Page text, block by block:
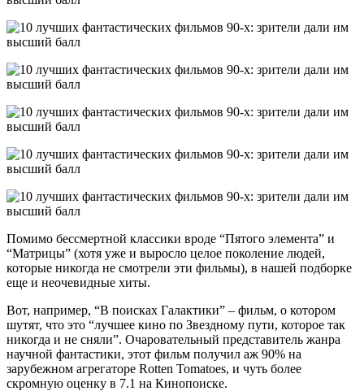
Помимо бессмертной классики вроде “Пятого элемента” и
“Матрицы” (хотя уже и выросло целое поколение людей,
которые никогда не смотрели эти фильмы), в нашей подборке
еще и неочевидные хиты.
Вот, например, “В поисках Галактики” – фильм, о котором
шутят, что это “лучшее кино по Звездному пути, которое так
никогда и не сняли”. Очаровательный представитель жанра
научной фантастики, этот фильм получил аж 90% на
зарубежном агрегаторе Rotten Tomatoes, и чуть более
скромную оценку в 7.1 на Кинопоиске.